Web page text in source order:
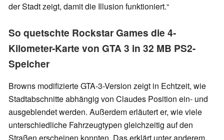
der Stadt zeigt, damit die Illusion funktioniert.“
So quetschte Rockstar Games die 4-
Kilometer-Karte von GTA 3 in 32 MB PS2-
Speicher
Browns modifizierte GTA-3-Version zeigt in Echtzeit, wie
Stadtabschnitte abhängig von Claudes Position ein- und
ausgeblendet werden. Außerdem erläutert er, wie viele
unterschiedliche Fahrzeugtypen gleichzeitig auf den